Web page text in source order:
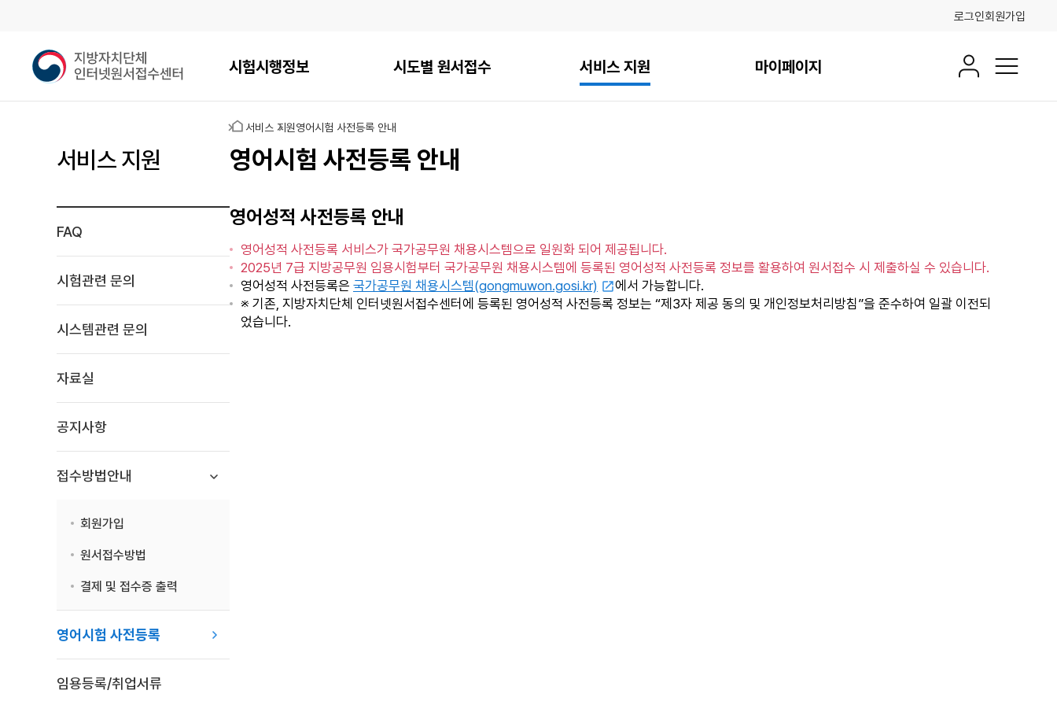
로그인회원가입
지
방
메인메뉴
시험시행정보 시도별 원서접수 서비스 지원 마이페이지 회원정보전체메뉴
서비스 지원
FAQ
시험관련 문의
시스템관련 문의
자료실
공지사항
접수방법안내
회원가입
원서접수방법
결제 및 접수증 출력
영어시험 사전등록
임용등록/취업서류
홈 서비스 지원영어시험 사전등록 안내
영어시험 사전등록 안내
영어성적 사전등록 안내
영어성적 사전등록 서비스가 국가공무원 채용시스템으로 일원화 되어 제공됩니다.
2025년 7급 지방공무원 임용시험부터 국가공무원 채용시스템에 등록된 영어성적 사전등록 정보를 활용하여 원서접수 시 제출하실 수 있습니다.
영어성적 사전등록은 국가공무원 채용시스템(gongmuwon.gosi.kr)
에서 가능합니다.
※ 기존, 지방자치단체 인터넷원서접수센터에 등록된 영어성적 사전등록 정보는 “제3자 제공 동의 및 개인정보처리방침”을 준수하여 일괄 이전되
었습니다.